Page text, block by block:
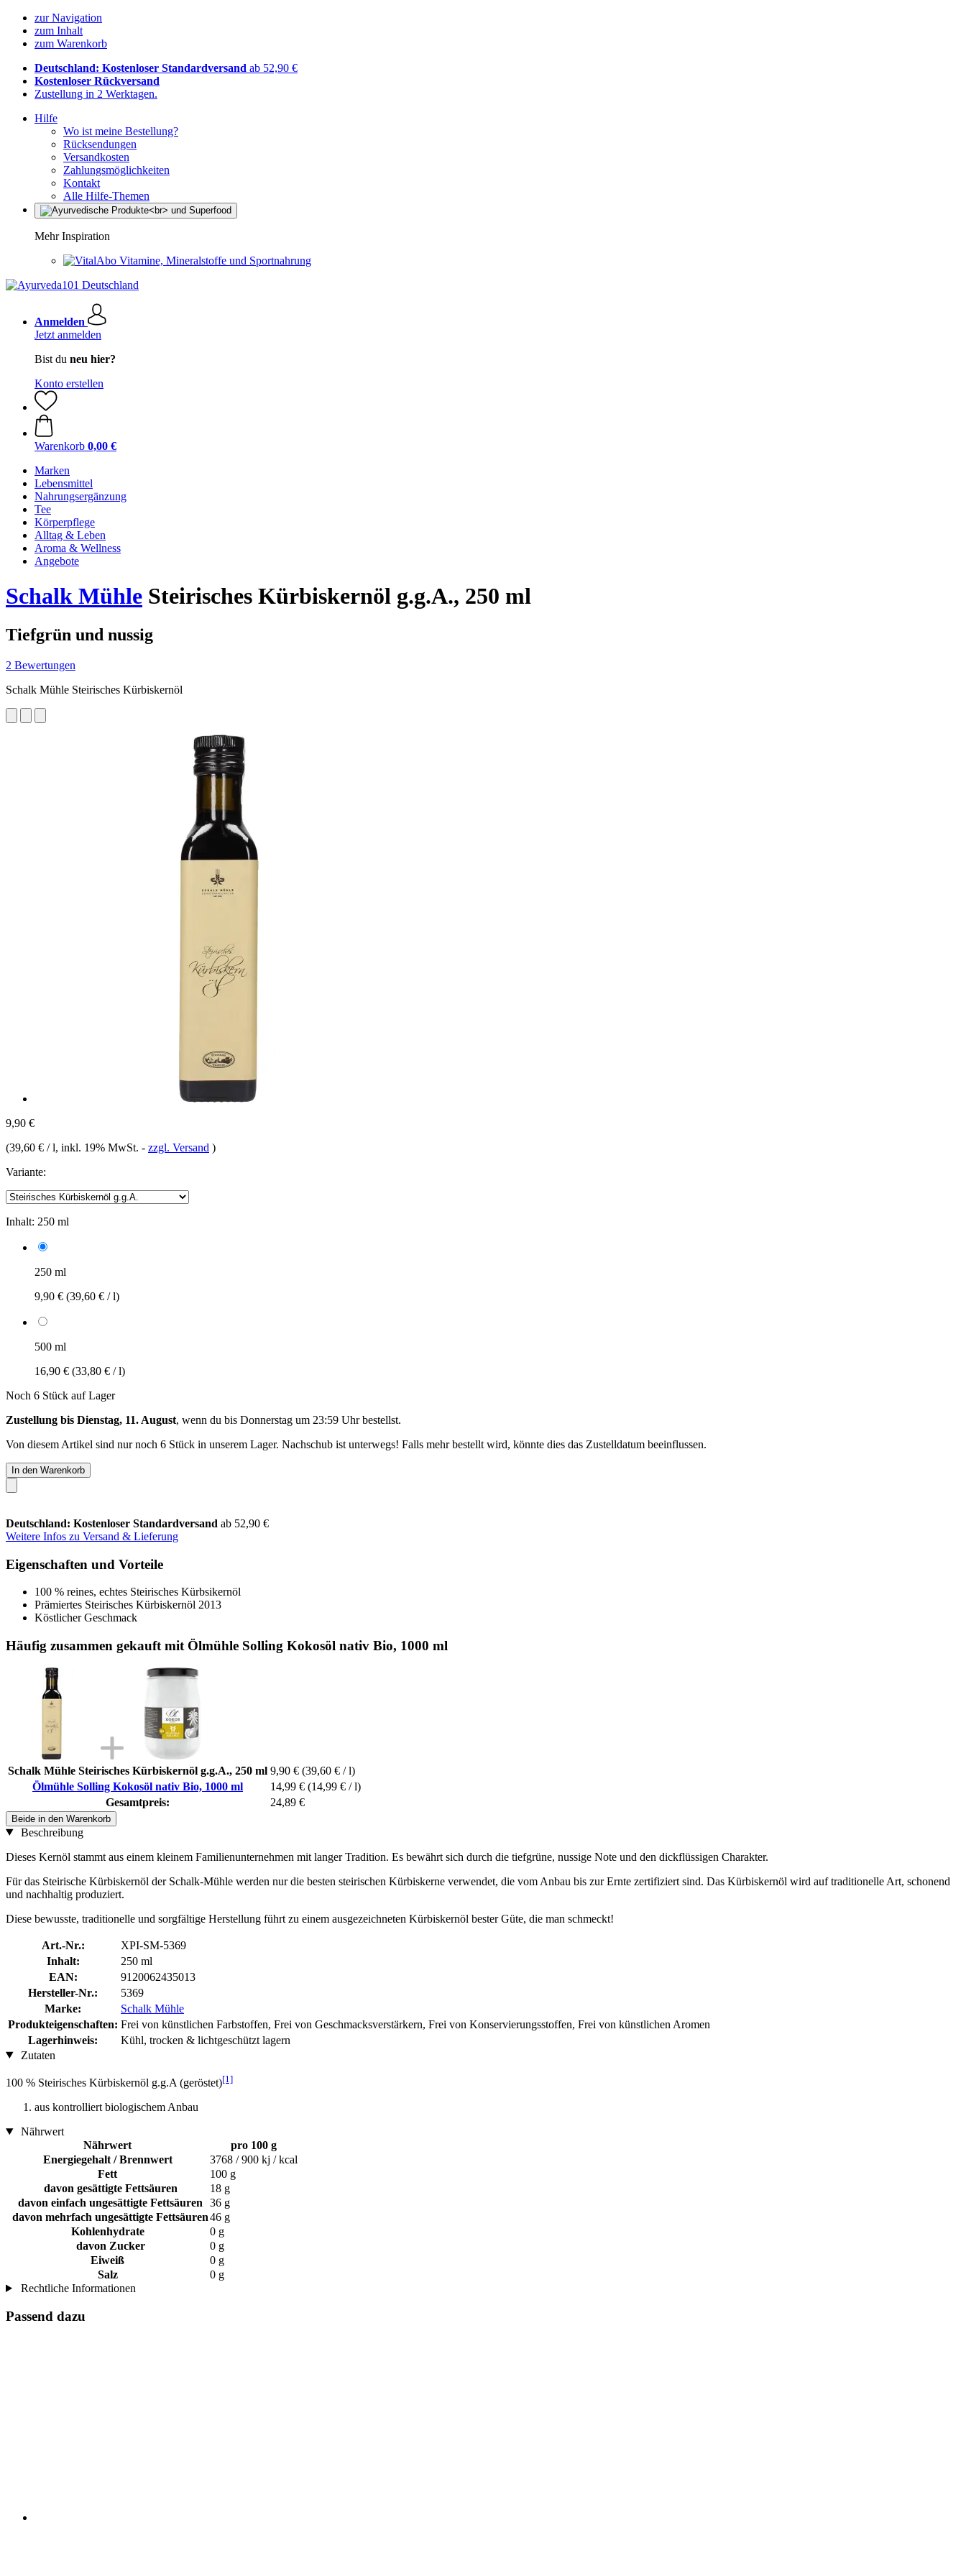
zur Navigation
zum Inhalt
zum Warenkorb
Deutschland: Kostenloser Standardversand ab 52,90 €
Kostenloser Rückversand
Zustellung in 2 Werktagen.
Hilfe
Wo ist meine Bestellung?
Rücksendungen
Versandkosten
Zahlungsmöglichkeiten
Kontakt
Alle Hilfe-Themen
Mehr Inspiration
Vitamine, Mineralstoffe und Sportnahrung
Anmelden
Jetzt anmelden
Bist du neu hier?
Konto erstellen
Warenkorb 0,00 €
Marken
Lebensmittel
Nahrungsergänzung
Tee
Körperpflege
Alltag & Leben
Aroma & Wellness
Angebote
Schalk Mühle Steirisches Kürbiskernöl g.g.A., 250 ml
Tiefgrün und nussig
2 Bewertungen
Schalk Mühle Steirisches Kürbiskernöl
9,90 €
(39,60 € / l, inkl. 19% MwSt. - zzgl. Versand )
Variante:
Inhalt: 250 ml
250 ml
9,90 € (39,60 € / l)
500 ml
16,90 € (33,80 € / l)
Noch 6 Stück auf Lager
Zustellung bis Dienstag, 11. August, wenn du bis Donnerstag um 23:59 Uhrbestellst.
Von diesem Artikel sind nur noch 6 Stück in unserem Lager. Nachschub ist unterwegs! Falls mehr bestellt wird, könnte dies das Zustelldatum beeinflussen.
In den Warenkorb
Deutschland: Kostenloser Standardversand ab 52,90 €
Weitere Infos zu Versand & Lieferung
Eigenschaften und Vorteile
100 % reines, echtes Steirisches Kürbsikernöl
Prämiertes Steirisches Kürbiskernöl 2013
Köstlicher Geschmack
Häufig zusammen gekauft mit Ölmühle Solling Kokosöl nativ Bio, 1000 ml
Schalk Mühle Steirisches Kürbiskernöl g.g.A., 250 ml 9,90 € (39,60 € / l)
Ölmühle Solling Kokosöl nativ Bio, 1000 ml
14,99 € (14,99 € / l)
Gesamtpreis:
24,89 €
Beide in den Warenkorb
Beschreibung
Dieses Kernöl stammt aus einem kleinem Familienunternehmen mit langer Tradition. Es bewährt sich durch die tiefgrüne, nussige Note und den dickflüssigen Charakter.
Für das Steirische Kürbiskernöl der Schalk-Mühle werden nur die besten steirischen Kürbiskerne verwendet, die vom Anbau bis zur Ernte zertifiziert sind. Das Kürbiskernöl wird auf traditionelle Art, schonend
und nachhaltig produziert.
Diese bewusste, traditionelle und sorgfältige Herstellung führt zu einem ausgezeichneten Kürbiskernöl bester Güte, die man schmeckt!
Art.-Nr.:
XPI-SM-5369
Inhalt:
250 ml
EAN:
9120062435013
Hersteller-Nr.:
5369
Marke:
Schalk Mühle
Produkteigenschaften: Frei von künstlichen Farbstoffen, Frei von Geschmacksverstärkern, Frei von Konservierungsstoffen, Frei von künstlichen Aromen
Lagerhinweis:
Kühl, trocken & lichtgeschützt lagern
Zutaten
100 % Steirisches Kürbiskernöl g.g.A (geröstet)[1]
aus kontrolliert biologischem Anbau
Nährwert
Nährwert
pro 100 g
Energiegehalt / Brennwert
3768 / 900 kj / kcal
Fett
100 g
davon gesättigte Fettsäuren
18 g
davon einfach ungesättigte Fettsäuren
36 g
davon mehrfach ungesättigte Fettsäuren46 g
Kohlenhydrate
0 g
davon Zucker
0 g
Eiweiß
0 g
Salz
0 g
Rechtliche Informationen
Passend dazu